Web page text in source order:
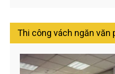
Thi công vách ngăn văn